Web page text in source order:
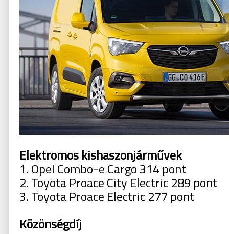
Elektromos kishaszonjárművek
1. Opel Combo-e Cargo 314 pont
2. Toyota Proace City Electric 289 pont
3. Toyota Proace Electric 277 pont
Közönségdíj